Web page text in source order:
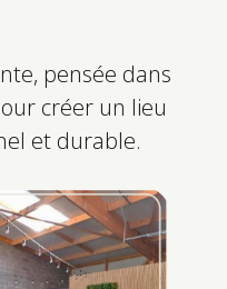
pensée dans
créer un lieu
et durable.